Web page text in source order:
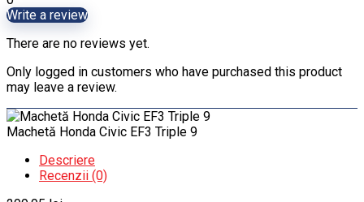
Write a review
There are no reviews yet.
Only logged in customers who have purchased this product
may leave a review.
Machetă Honda Civic EF3 Triple 9
Descriere
Recenzii (0)